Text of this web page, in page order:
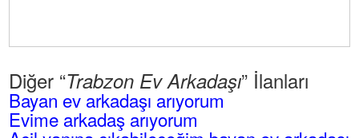
Diğer “Trabzon Ev Arkadaşı” İlanları
Bayan ev arkadaşı arıyorum
Evime arkadaş arıyorum